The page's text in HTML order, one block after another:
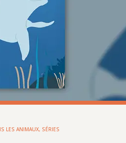
LES ANIMAUX, SÉRIES